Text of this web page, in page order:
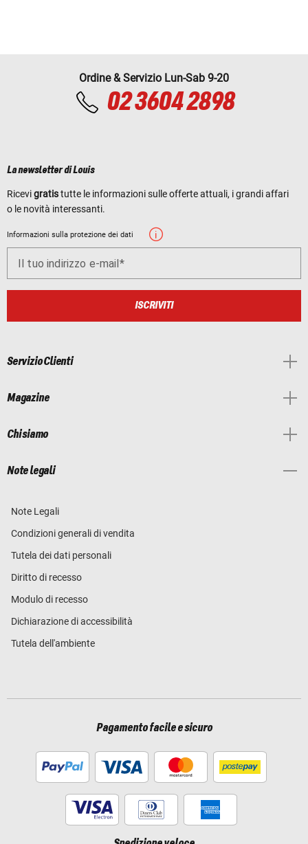
Ordine & Servizio Lun-Sab 9-20
02 3604 2898
La newsletter di Louis
Ricevigratistutte le informazioni sulle offerte attuali, i grandi affari
o le novità interessanti.
Informazioni sulla protezione dei dati
Il tuo indirizzo e-mail
ISCRIVITI
Servizio Clienti
Magazine
Chi siamo
Note legali
Note Legali
Condizioni generali di vendita
Tutela dei dati personali
Diritto di recesso
Modulo di recesso
Dichiarazione di accessibilità
Tutela dell'ambiente
Pagamento facile e sicuro